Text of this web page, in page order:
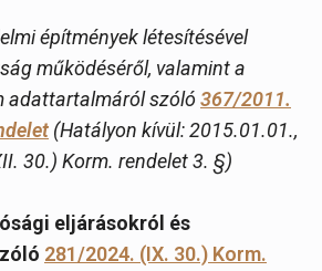
építmények létesítésével
működéséről, valamint a
adattartalmáról szóló367/2011.
(Hatályon kívül: 2015.01.01.,
30.) Korm. rendelet 3. §)
eljárásokról és
281/2024. (IX. 30.) Korm.